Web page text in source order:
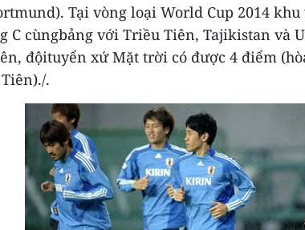
Tại vòng loại World Cup 2014
C cùngbảng với Triều Tiên, Tajikistan và
độituyển xứ Mặt trời có được 4 điểm
.